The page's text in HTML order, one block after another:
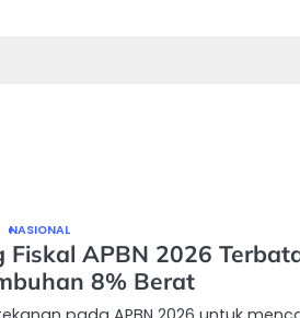
NASIONAL
Fiskal APBN 2026
8% Berat